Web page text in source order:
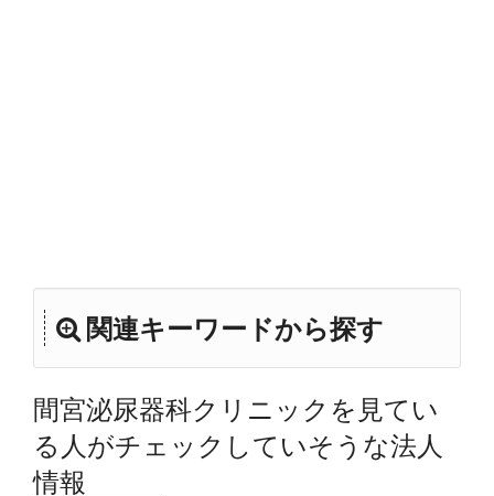
関連キーワードから探す
間宮泌尿器科クリニックを見てい
る人がチェックしていそうな法人
情報